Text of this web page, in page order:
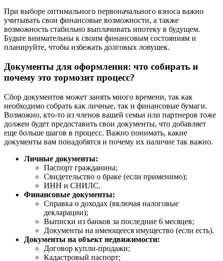
При выборе оптимального первоначального взноса важно
учитывать свои финансовые возможности, а также
возможность стабильно выплачивать ипотеку в будущем.
Будьте внимательны к своим финансовым состояниям и
планируйте, чтобы избежать долговых ловушек.
Документы для оформления: что собирать и
почему это тормозит процесс?
Сбор документов может занять много времени, так как
необходимо собрать как личные, так и финансовые бумаги.
Возможно, кто-то из членов вашей семьи или партнеров тоже
должен будет предоставить свои документы, что добавляет
еще больше шагов в процесс. Важно понимать, какие
документы вам понадобятся и почему их наличие так важно.
Личные документы:
Паспорт гражданина;
Свидетельство о браке (если применимо);
ИНН и СНИЛС.
Финансовые документы:
Справка о доходах (включая налоговые
декларации);
Выписки из банков за последние 6 месяцев;
Документы на имеющееся имущество (если есть).
Документы на объект недвижимости:
Договор купли-продажи;
Кадастровый паспорт;